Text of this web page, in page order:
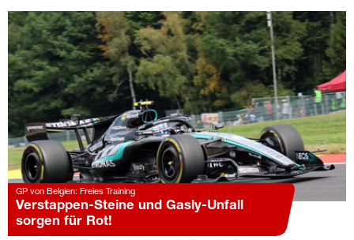
GP von Belgien: Freies Training
Verstappen-Steine und Gasly-Unfall
sorgen für Rot!